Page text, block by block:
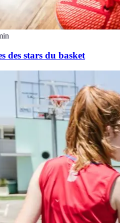
des stars du basket